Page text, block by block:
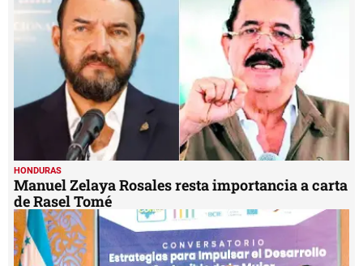
HONDURAS
Manuel Zelaya Rosales resta importancia a carta
de Rasel Tomé